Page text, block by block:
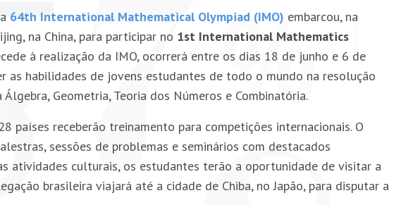
64th International Mathematical Olympiad (IMO) embarcou, na
na China, para participar no 1st International Mathematics
à realização da IMO, ocorrerá entre os dias 18 de junho e 6 de
habilidades de jovens estudantes de todo o mundo na resolução
Geometria, Teoria dos Números e Combinatória.
países receberão treinamento para competições internacionais. O
sessões de problemas e seminários com destacados
atividades culturais, os estudantes terão a oportunidade de visitar a
brasileira viajará até a cidade de Chiba, no Japão, para disputar a